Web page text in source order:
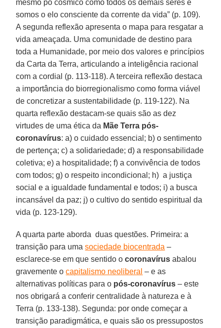
mesmo pó cósmico como todos os demais seres e
somos o elo consciente da corrente da vida” (p. 109).
A segunda reflexão apresenta o mapa para resgatar a
vida ameaçada. Uma comunidade de destino para
toda a Humanidade, por meio dos valores e princípios
da Carta da Terra, articulando a inteligência racional
com a cordial (p. 113-118). A terceira reflexão destaca
a importância do biorregionalismo como forma viável
de concretizar a sustentabilidade (p. 119-122). Na
quarta reflexão destacam-se quais são as dez
virtudes de uma ética da Mãe Terra pós-
coronavírus: a) o cuidado essencial; b) o sentimento
de pertença; c) a solidariedade; d) a responsabilidade
coletiva; e) a hospitalidade; f) a convivência de todos
com todos; g) o respeito incondicional; h) a justiça
social e a igualdade fundamental e todos; i) a busca
incansável da paz; j) o cultivo do sentido espiritual da
vida (p. 123-129).
A quarta parte aborda duas questões. Primeira: a
transição para umasociedade biocentrada –
esclarece-se em que sentido ocoronavírus abalou
gravemente ocapitalismo neoliberal – e as
alternativas políticas para o pós-coronavírus – este
nos obrigará a conferir centralidade à natureza e à
Terra (p. 133-138). Segunda: por onde começar a
transição paradigmática, e quais são os pressupostos